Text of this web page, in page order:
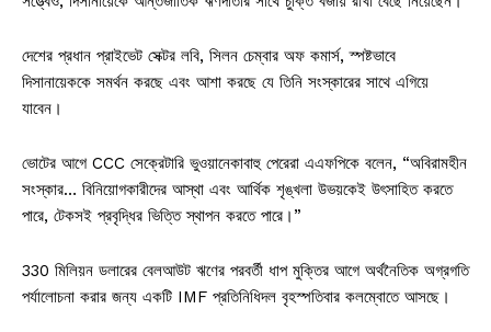
দেশের প্রধান প্রাইভেট সেক্টর লবি, সিলন চেম্বার অফ কমার্স, স্পষ্টভাবে
দিসানায়েককে সমর্থন করছে এবং আশা করছে যে তিনি সংস্কারের সাথে এগিয়ে
যাবেন।
ভোটের আগে CCC সেক্রেটারি ভুওয়ানেকাবাহু পেরেরা এএফপিকে বলেন, “অবিরামহীন
সংস্কার… বিনিয়োগকারীদের আস্থা এবং আর্থিক শৃঙ্খলা উভয়কেই উৎসাহিত করতে
পারে, টেকসই প্রবৃদ্ধির ভিত্তি স্থাপন করতে পারে।”
330 মিলিয়ন ডলারের বেলআউট ঋণের পরবর্তী ধাপ মুক্তির আগে অর্থনৈতিক অগ্রগতি
পর্যালোচনা করার জন্য একটি IMF প্রতিনিধিদল বৃহস্পতিবার কলম্বোতে আসছে।